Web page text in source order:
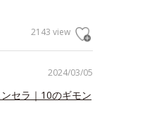
2143 view
2024/03/05
セラ｜10のギモン